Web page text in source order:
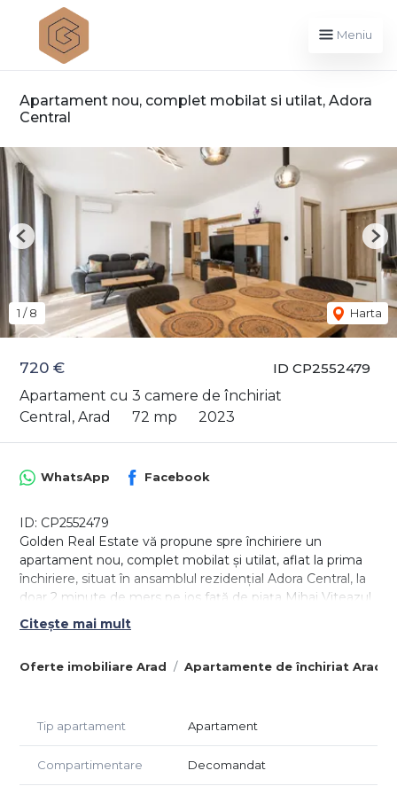
Meniu
Apartament nou, complet mobilat si utilat, Adora
Central
ID CP2552479
720 €
Apartament cu 3 camere de închiriat
Central, Arad
72 mp 2023
1 /8 Harta
Previous
Oferte imobiliare Arad Apartamente de închiriat Arad
WhatsApp Facebook
ID: CP2552479
Golden Real Estate vă propune spre închiriere un
apartament nou, complet mobilat și utilat, aflat la prima
închiriere, situat în ansamblul rezidențial Adora Central, la
doar 2 minute de mers pe jos față de piața Mihai Viteazul
și la 10 minute distanță față de Spitalul Județean.
Proprietatea, dispune de 3 camere cu o compartimentare
partea stângă spre bucătăria complet mobilată și utilată,
pentru depozitare, 2 dormitoare decomandate dintre
care unul cu baie proprie dotată cu cadă. Cea de-a doua
baie fiind cu acces din holul de la intrare și dotată cu
cabină de duș.
Citește mai mult
Tip apartament Apartament
Compartimentare Decomandat